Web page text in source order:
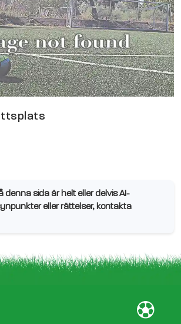
denna sida är helt eller delvis AI-
eller rättelser, kontakta